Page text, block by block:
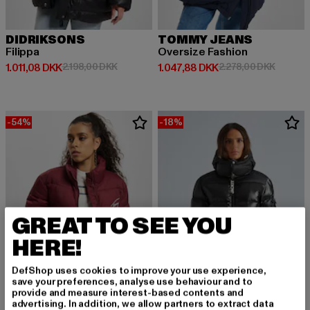
DIDRIKSONS
Filippa
1.011,08 DKK
Nuværende pris: 1.011,08 DKK
2.198,00 DKKKampagnepris: 2.198,00 DKK
TOMMY JEANS
Oversize Fashion
1.047,88 DKK
Nuværende pris: 1.047,88 DKK
2.278,00 DKK
-54% -18%
GREAT TO SEE YOU
HERE!
DefShop uses cookies to improve your use experience,
save your preferences, analyse use behaviour and to
provide and measure interest-based contents and
advertising. In addition, we allow partners to extract data